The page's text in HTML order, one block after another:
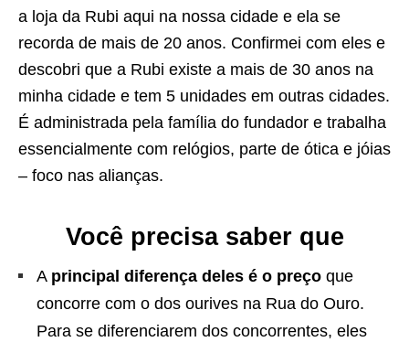
a loja da Rubi aqui na nossa cidade e ela se
recorda de mais de 20 anos. Confirmei com eles e
descobri que a Rubi existe a mais de 30 anos na
minha cidade e tem 5 unidades em outras cidades.
É administrada pela família do fundador e trabalha
essencialmente com relógios, parte de ótica e jóias
– foco nas alianças.
Você precisa saber que
A principal diferença deles é o preço que
concorre com o dos ourives na Rua do Ouro.
Para se diferenciarem dos concorrentes, eles